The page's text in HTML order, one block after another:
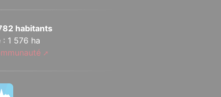
habitants
1 576 ha